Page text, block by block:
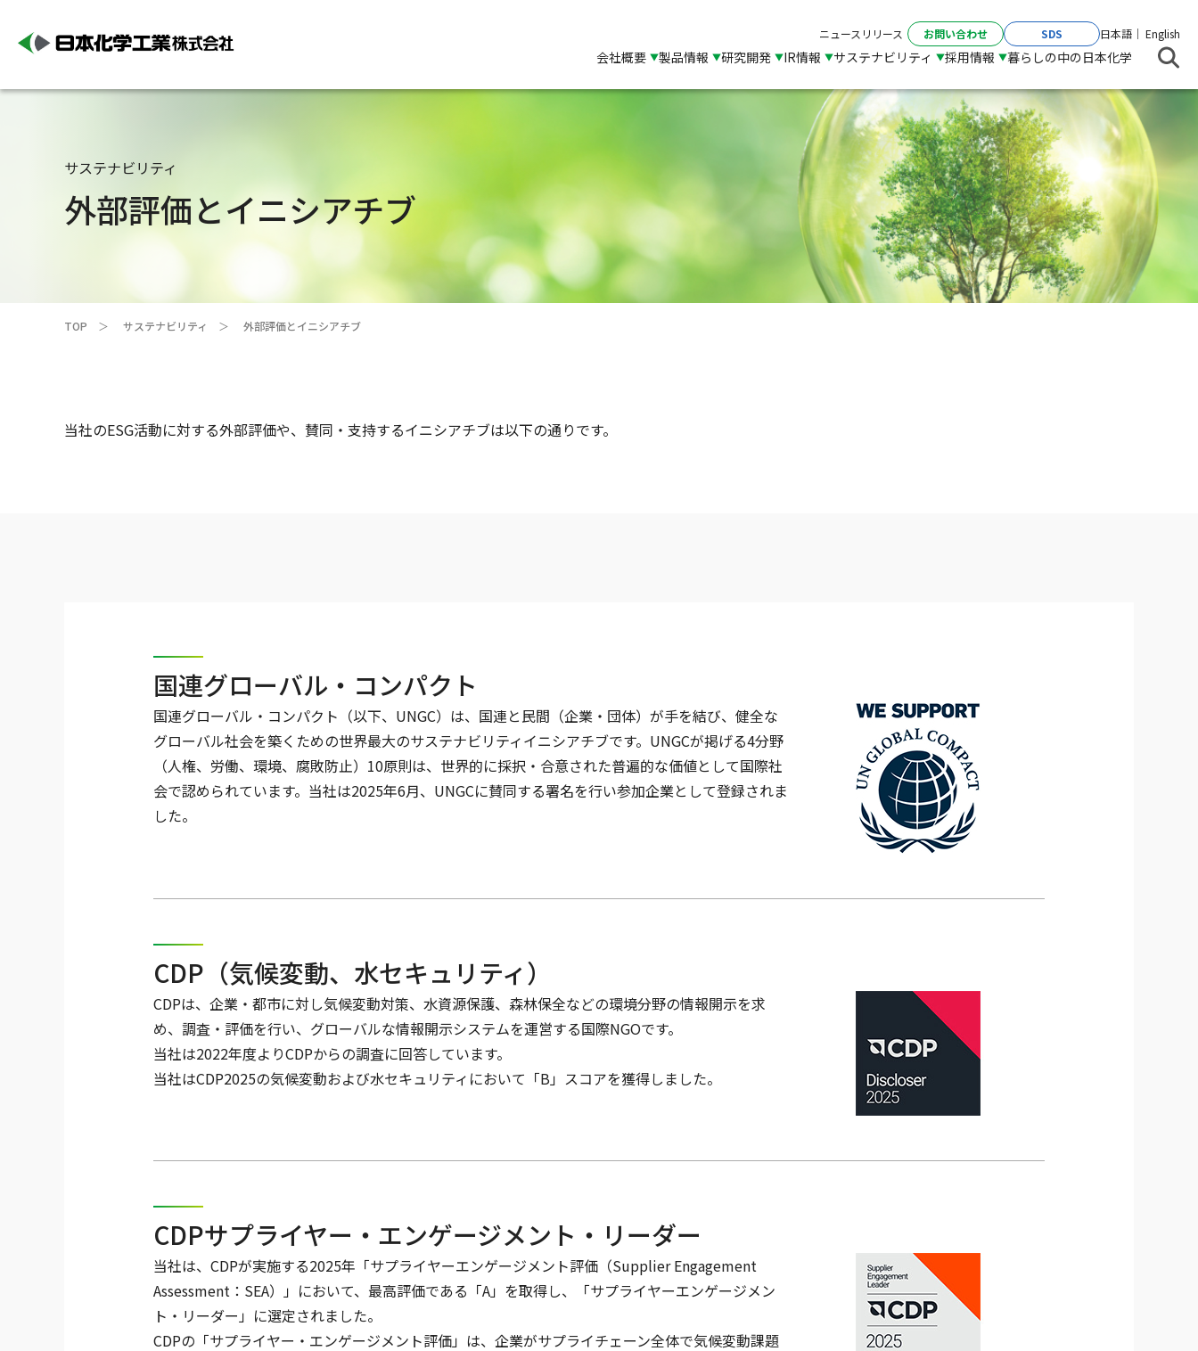
ニュースリリース お問い合わせ SDS English
日本語
会社概要 製品情報 研究開発 IR情報 サステナビリティ 採用情報 暮らしの中の日本化学
サステナビリティ
外部評価とイニシアチブ
TOP サステナビリティ 外部評価とイニシアチブ
当社のESG活動に対する外部評価や、賛同・支持するイニシアチブは以下の通りです。
国連グローバル・コンパクト
国連グローバル・コンパクト（以下、UNGC）は、国連と民間（企業・団体）が手を結び、健全な
グローバル社会を築くための世界最大のサステナビリティイニシアチブです。UNGCが掲げる4分野
（人権、労働、環境、腐敗防止）10原則は、世界的に採択・合意された普遍的な価値として国際社
会で認められています。当社は2025年6月、UNGCに賛同する署名を行い参加企業として登録されま
した。
CDP（気候変動、水セキュリティ）
CDPは、企業・都市に対し気候変動対策、水資源保護、森林保全などの環境分野の情報開示を求
め、調査・評価を行い、グローバルな情報開示システムを運営する国際NGOです。
当社は2022年度よりCDPからの調査に回答しています。
当社はCDP2025の気候変動および水セキュリティにおいて「B」スコアを獲得しました。
CDPサプライヤー・エンゲージメント・リーダー
当社は、CDPが実施する2025年「サプライヤーエンゲージメント評価（Supplier Engagement
Assessment：SEA）」において、最高評価である「A」を取得し、「サプライヤーエンゲージメン
ト・リーダー」に選定されました。
CDPの「サプライヤー・エンゲージメント評価」は、企業がサプライチェーン全体で気候変動課題